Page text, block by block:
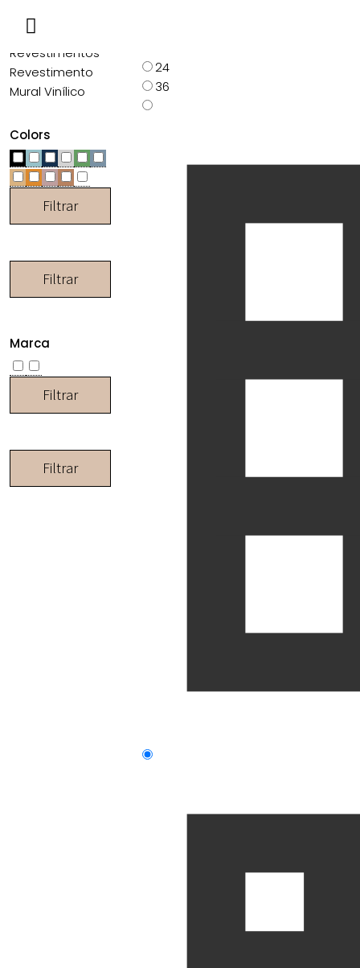
Vescom
Revestimentos
Revestimento
Mural Vinílico
Colors
Filtrar
Filtrar
Marca
Filtrar
Filtrar
24
36